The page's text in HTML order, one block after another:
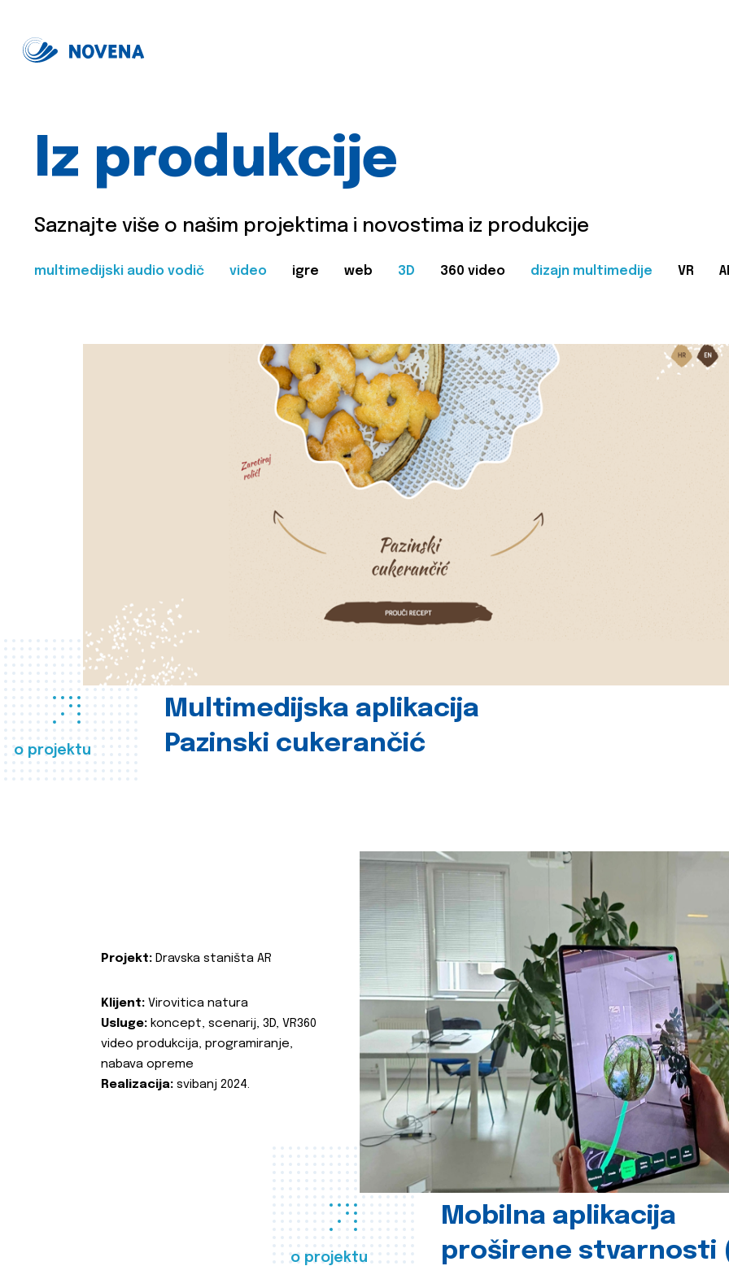
Iz produkcije
Saznajte više o našim projektima i novostima iz produkcije
multimedijski audio vodič video igre web 3D 360 video dizajn multimedije VR
o projektu
Multimedijska aplikacija
Pazinski cukerančić
o projektu
Mobilna aplikacija
proširene stvarnosti
Projekt: Dravska staništa AR
Klijent: Virovitica natura
Usluge: koncept, scenarij, 3D, VR360
video produkcija, programiranje,
nabava opreme
Realizacija: svibanj 2024.